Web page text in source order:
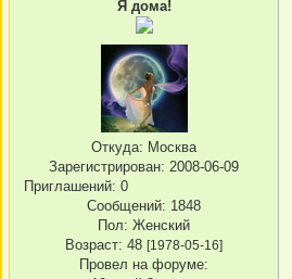
Я дома!
Откуда: Москва
Зарегистрирован: 2008-06-09
Приглашений: 0
Сообщений: 1848
Пол: Женский
Возраст: 48 [1978-05-16]
Провел на форуме: